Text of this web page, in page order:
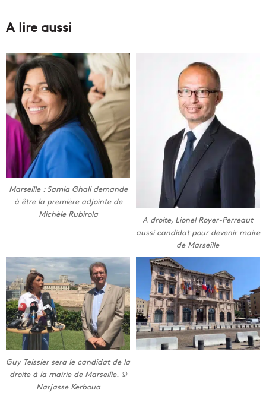
A lire aussi
Marseille : Samia Ghali demande
à être la première adjointe de
Michèle Rubirola
A droite, Lionel Royer-Perreaut
aussi candidat pour devenir maire
de Marseille
Guy Teissier sera le candidat de la
droite à la mairie de Marseille. ©
Narjasse Kerboua